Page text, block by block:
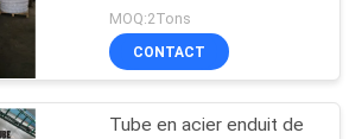
le tube enduit de double
zinc de mur
MOQ:2Tons
CONTACT
Tube en acier enduit de